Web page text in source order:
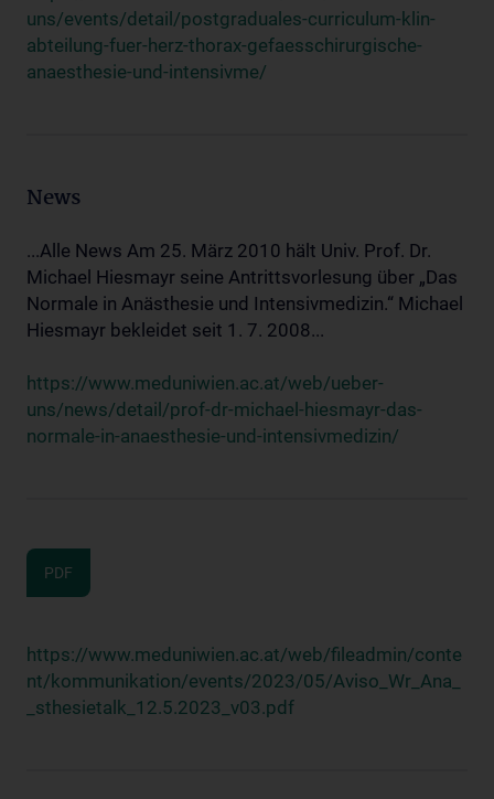
uns/events/detail/postgraduales-curriculum-klin-
abteilung-fuer-herz-thorax-gefaesschirurgische-
anaesthesie-und-intensivme/
News
...Alle News Am 25. März 2010 hält Univ. Prof. Dr.
Michael Hiesmayr seine Antrittsvorlesung über „Das
Normale in Anästhesie und Intensivmedizin.“ Michael
Hiesmayr bekleidet seit 1. 7. 2008...
https://www.meduniwien.ac.at/web/ueber-
uns/news/detail/prof-dr-michael-hiesmayr-das-
normale-in-anaesthesie-und-intensivmedizin/
PDF
https://www.meduniwien.ac.at/web/fileadmin/conte
nt/kommunikation/events/2023/05/Aviso_Wr_Ana_
_sthesietalk_12.5.2023_v03.pdf